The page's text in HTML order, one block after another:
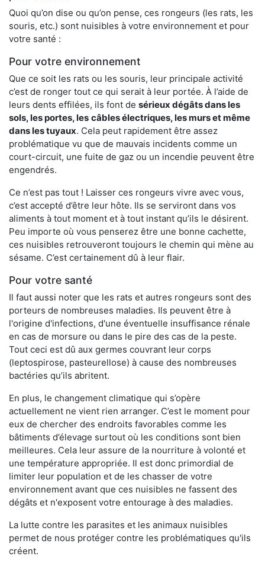
Quoi qu’on dise ou qu’on pense, ces rongeurs (les rats, les
souris, etc.) sont nuisibles à votre environnement et pour
votre santé :
Pour votre environnement
Que ce soit les rats ou les souris, leur principale activité
c’est de ronger tout ce qui serait à leur portée. À l’aide de
leurs dents effilées, ils font de sérieux dégâts dans les
sols, les portes, les câbles électriques, les murs et même
dans les tuyaux. Cela peut rapidement être assez
problématique vu que de mauvais incidents comme un
court-circuit, une fuite de gaz ou un incendie peuvent être
engendrés.
Ce n’est pas tout ! Laisser ces rongeurs vivre avec vous,
c’est accepté d’être leur hôte. Ils se serviront dans vos
aliments à tout moment et à tout instant qu’ils le désirent.
Peu importe où vous penserez être une bonne cachette,
ces nuisibles retrouveront toujours le chemin qui mène au
sésame. C’est certainement dû à leur flair.
Pour votre santé
Il faut aussi noter que les rats et autres rongeurs sont des
porteurs de nombreuses maladies. Ils peuvent être à
l'origine d'infections, d'une éventuelle insuffisance rénale
en cas de morsure ou dans le pire des cas de la peste.
Tout ceci est dû aux germes couvrant leur corps
(leptospirose, pasteurellose) à cause des nombreuses
bactéries qu’ils abritent.
En plus, le changement climatique qui s’opère
actuellement ne vient rien arranger. C’est le moment pour
eux de chercher des endroits favorables comme les
bâtiments d’élevage surtout où les conditions sont bien
meilleures. Cela leur assure de la nourriture à volonté et
une température appropriée. Il est donc primordial de
limiter leur population et de les chasser de votre
environnement avant que ces nuisibles ne fassent des
dégâts et n'exposent votre entourage à des maladies.
La lutte contre les parasites et les animaux nuisibles
permet de nous protéger contre les problématiques qu'ils
créent.